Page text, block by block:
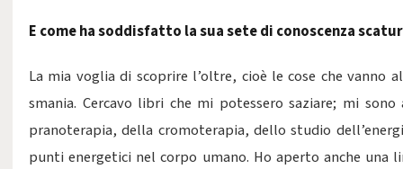
E come ha soddisfatto la sua sete di conoscenza
La mia voglia di scoprire l’oltre, cioè le cose che
smania. Cercavo libri che mi potessero saziare; mi
pranoterapia, della cromoterapia, dello studio
punti energetici nel corpo umano. Ho aperto anche una